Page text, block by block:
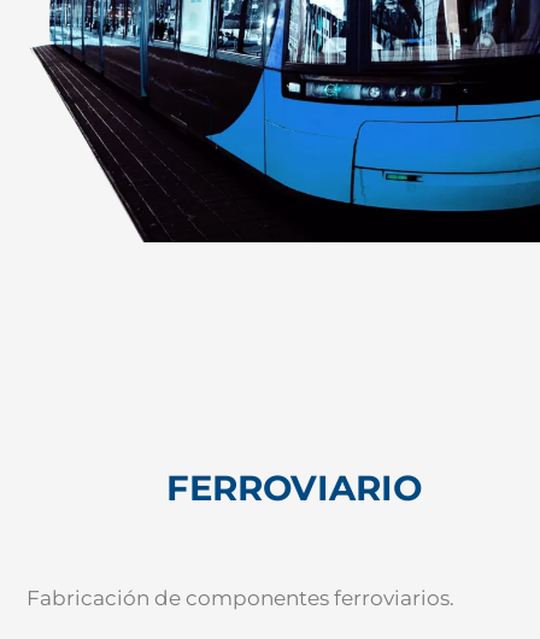
FERROVIARIO
Fabricación de componentes ferroviarios.